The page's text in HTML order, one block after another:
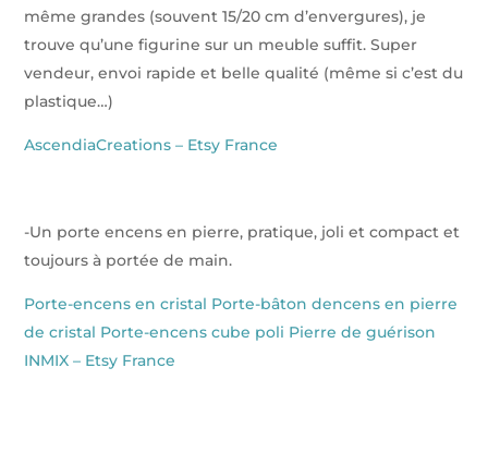
même grandes (souvent 15/20 cm d’envergures), je
trouve qu’une figurine sur un meuble suffit. Super
vendeur, envoi rapide et belle qualité (même si c’est du
plastique…)
AscendiaCreations – Etsy France
-Un porte encens en pierre, pratique, joli et compact et
toujours à portée de main.
Porte-encens en cristal Porte-bâton dencens en pierre
de cristal Porte-encens cube poli Pierre de guérison
INMIX – Etsy France